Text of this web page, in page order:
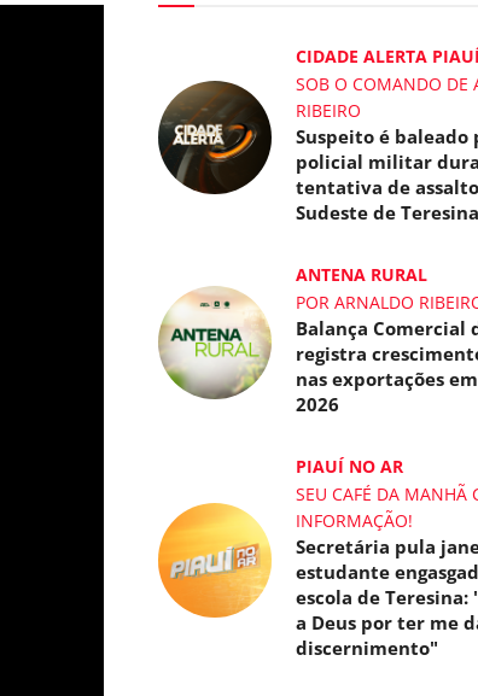
CIDADE ALERTA
SOB O COMANDO DE
RIBEIRO
Suspeito é baleado
policial militar
tentativa de
Sudeste de Teresina
ANTENA RURAL
POR ARNALDO
Balança Comercial
registra
nas exportações
2026
PIAUÍ NO AR
SEU CAFÉ DA MANHÃ
INFORMAÇÃO!
Secretária pula
estudante
escola de
a Deus por ter me
discernimento"